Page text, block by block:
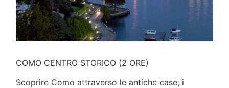
COMO CENTRO STORICO (2 ORE)
Scoprire Como attraverso le antiche case, i